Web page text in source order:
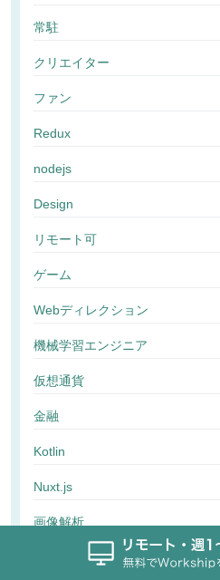
常駐
クリエイター
ファン
Redux
nodejs
Design
リモート可
ゲーム
Webディレクション
機械学習エンジニア
仮想通貨
金融
Kotlin
Nuxt.js
画像解析